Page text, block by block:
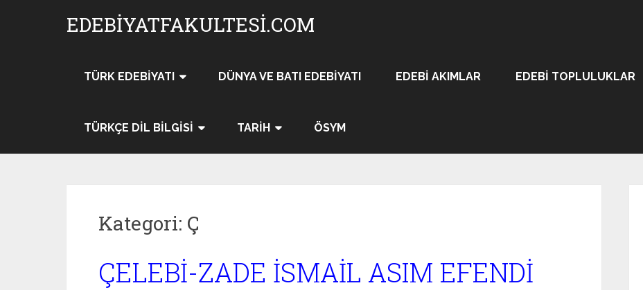
EDEBIYATFAKULTESI.COM
TÜRK EDEBIYATI DÜNYA VE BATI EDEBIYATI EDEBI AKIMLAR EDEBI TOPLULUKLAR
TÜRKÇE DIL BILGISI TARIH ÖSYM
Kategori: Ç
ÇELEBİ-ZADE İSMAİL ASIM EFENDİ